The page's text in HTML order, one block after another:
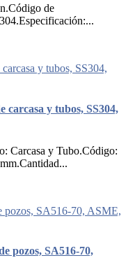
de
y tubos, SS304,
Carcasa y Tubo.Código:
pozos, SA516-70,